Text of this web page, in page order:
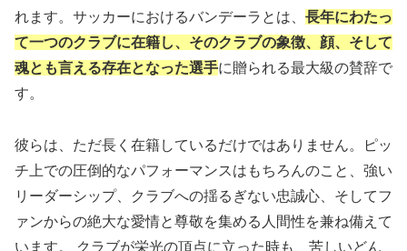
れます。サッカーにおけるバンデーラとは、 長年にわたっ
て一つのクラブに在籍し、そのクラブの象徴、顔、そして
魂とも言える存在となった選手に贈られる最大級の賛辞で
す。
彼らは、ただ長く在籍しているだけではありません。ピッ
チ上での圧倒的なパフォーマンスはもちろんのこと、強い
リーダーシップ、クラブへの揺るぎない忠誠心、そしてフ
ァンからの絶大な愛情と尊敬を集める人間性を兼ね備えて
います。 クラブが栄光の頂点に立った時も、苦しいどん